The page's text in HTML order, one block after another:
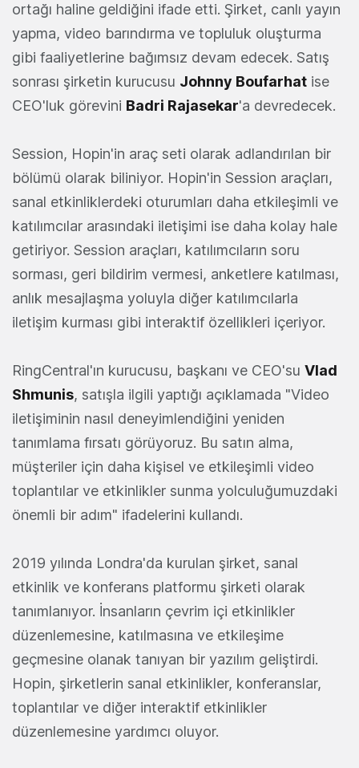
ortağı haline geldiğini ifade etti. Şirket, canlı yayın
yapma, video barındırma ve topluluk oluşturma
gibi faaliyetlerine bağımsız devam edecek. Satış
sonrası şirketin kurucusu Johnny Boufarhat ise
CEO'luk görevini Badri Rajasekar'a devredecek.
Session, Hopin'in araç seti olarak adlandırılan bir
bölümü olarak biliniyor. Hopin'in Session araçları,
sanal etkinliklerdeki oturumları daha etkileşimli ve
katılımcılar arasındaki iletişimi ise daha kolay hale
getiriyor. Session araçları, katılımcıların soru
sorması, geri bildirim vermesi, anketlere katılması,
anlık mesajlaşma yoluyla diğer katılımcılarla
iletişim kurması gibi interaktif özellikleri içeriyor.
RingCentral'ın kurucusu, başkanı ve CEO'su Vlad
Shmunis, satışla ilgili yaptığı açıklamada "Video
iletişiminin nasıl deneyimlendiğini yeniden
tanımlama fırsatı görüyoruz. Bu satın alma,
müşteriler için daha kişisel ve etkileşimli video
toplantılar ve etkinlikler sunma yolculuğumuzdaki
önemli bir adım" ifadelerini kullandı.
2019 yılında Londra'da kurulan şirket, sanal
etkinlik ve konferans platformu şirketi olarak
tanımlanıyor. İnsanların çevrim içi etkinlikler
düzenlemesine, katılmasına ve etkileşime
geçmesine olanak tanıyan bir yazılım geliştirdi.
Hopin, şirketlerin sanal etkinlikler, konferanslar,
toplantılar ve diğer interaktif etkinlikler
düzenlemesine yardımcı oluyor.